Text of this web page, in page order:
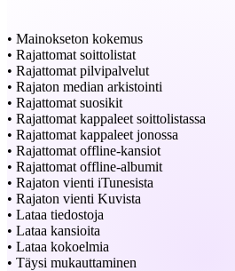
• Mainokseton kokemus
• Rajattomat soittolistat
• Rajattomat pilvipalvelut
• Rajaton median arkistointi
• Rajattomat suosikit
• Rajattomat kappaleet soittolistassa
• Rajattomat kappaleet jonossa
• Rajattomat offline-kansiot
• Rajattomat offline-albumit
• Rajaton vienti iTunesista
• Rajaton vienti Kuvista
• Lataa tiedostoja
• Lataa kansioita
• Lataa kokoelmia
• Täysi mukauttaminen